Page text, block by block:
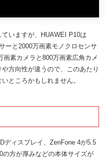
いますが、HUAWEI P10は
ーと2000万画素モノクロセンサ
素カメラと800万画素広角カメ
方向性が違うので、このあたり
ところかもしれません。
ディスプレイ、ZenFone 4が5.5
の方が厚みなどの本体サイズが